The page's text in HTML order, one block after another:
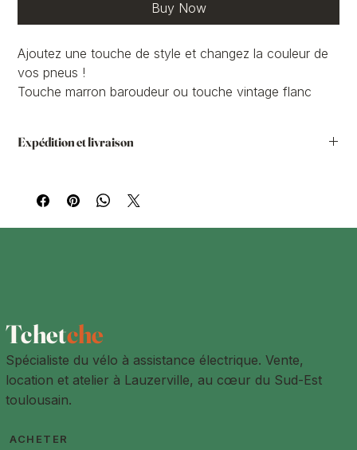
Buy Now
Ajoutez une touche de style et changez la couleur de
vos pneus !
Touche marron baroudeur ou touche vintage flanc
paire.
Expédition et livraison
site internet et de demander le retrait chez nous. Vous
pourrez le retirer dans nos locaux à Lauzerville ou dans un
à plus de 15km de Lauzerville
Tchetche
Spécialiste du vélo à assistance électrique. Vente,
location et atelier à Lauzerville, au cœur du Sud-Est
toulousain.
ACHETER